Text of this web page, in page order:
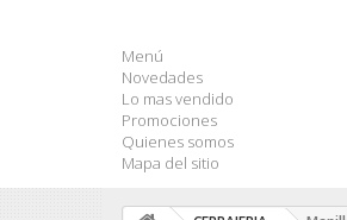
Menú
Novedades
Lo mas vendido
Promociones
Quienes somos
Mapa del sitio